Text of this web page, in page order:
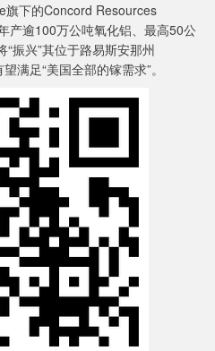
下的Concord Resources
产逾100万公吨氧化铝、最高50公
振兴”其位于路易斯安那州
满足“美国全部的镓需求”。